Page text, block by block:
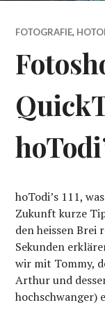
FOTOGRAFIE,
hoTodi’s 111,
Zukunft kurze
den heissen Brei
Sekunden
wir mit Tommy,
Arthur und
hochschwanger)